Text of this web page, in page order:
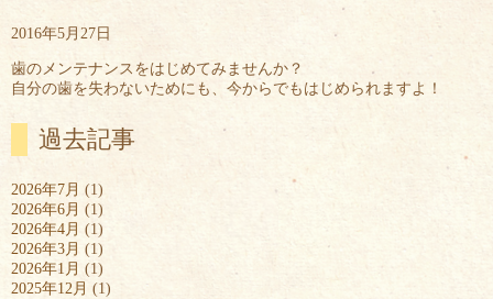
2016年5月27日
歯のメンテナンスをはじめてみませんか？
自分の歯を失わないためにも、今からでもはじめられますよ！
過去記事
2026年7月 (1)
2026年6月 (1)
2026年4月 (1)
2026年3月 (1)
2026年1月 (1)
2025年12月 (1)